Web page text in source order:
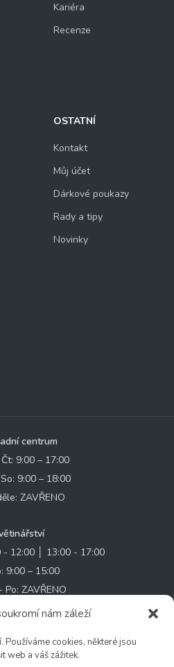
nám záleží
Používáme cookies, některé jsou
web a váš zážitek.
Kariéra
Recenze
OSTATNÍ
Kontakt
Můj účet
Dárkové poukazy
Rady a tipy
Novinky
centrum
9:00 – 17:00
9:00 – 18:00
ZAVŘENO
- 12:00 │ 13:00 - 17:00
9:00 – 15:00
Po: ZAVŘENO